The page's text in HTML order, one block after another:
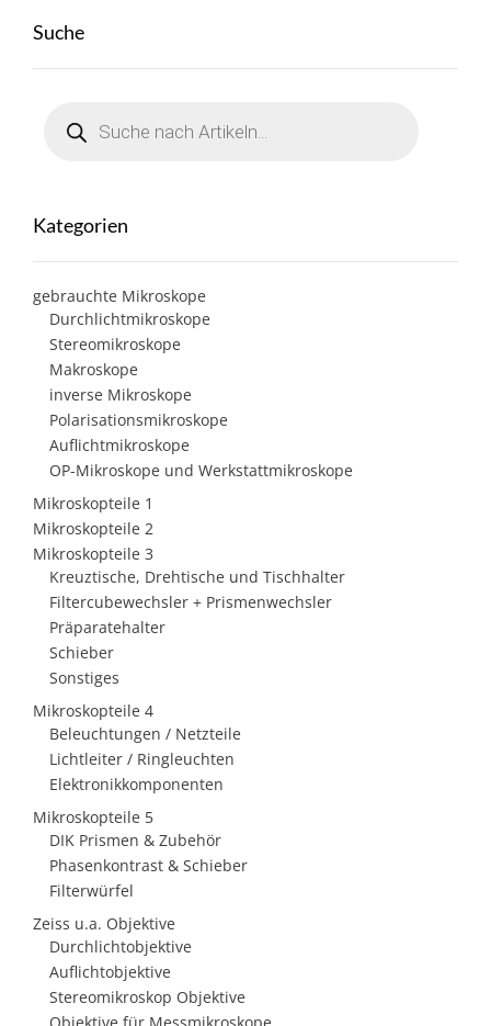
Suche
search
Kategorien
gebrauchte Mikroskope
Durchlichtmikroskope
Stereomikroskope
Makroskope
inverse Mikroskope
Polarisationsmikroskope
Auflichtmikroskope
OP-Mikroskope und Werkstattmikroskope
Mikroskopteile 1
Mikroskopteile 2
Mikroskopteile 3
Kreuztische, Drehtische und Tischhalter
Filtercubewechsler + Prismenwechsler
Präparatehalter
Schieber
Sonstiges
Mikroskopteile 4
Beleuchtungen / Netzteile
Lichtleiter / Ringleuchten
Elektronikkomponenten
Mikroskopteile 5
DIK Prismen & Zubehör
Phasenkontrast & Schieber
Filterwürfel
Zeiss u.a. Objektive
Durchlichtobjektive
Auflichtobjektive
Stereomikroskop Objektive